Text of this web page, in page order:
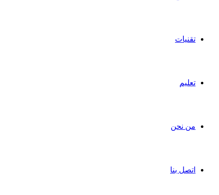
تقنيات
تعليم
من نحن
اتصل بنا